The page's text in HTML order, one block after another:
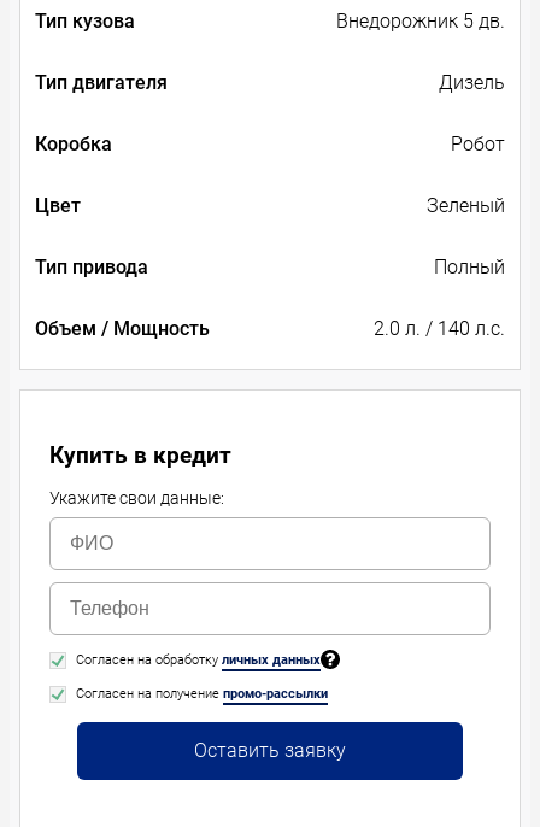
Тип кузова Внедорожник 5 дв.
Тип двигателя Дизель
Коробка Робот
Цвет Зеленый
Тип привода Полный
Объем / Мощность 2.0 л. / 140 л.с.
Купить в кредит
Укажите свои данные:
Согласен на обработку личных данных
Согласен на получение промо-рассылки
Оставить заявку